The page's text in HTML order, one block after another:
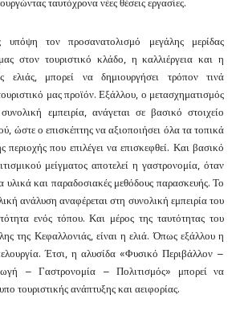
υπόψη τον προσανατολισμό μεγάλης μερίδας
στον τουριστικό κλάδο, η καλλιέργεια και η
ελιάς, μπορεί να δημιουργήσει τρόπον τινά
μας προϊόν. Εξάλλου, ο μετασχηματισμός
εμπειρία, ανάγεται σε βασικό στοιχείο
ώστε ο επισκέπτης να αξιοποιήσει όλα τα τοπικά
περιοχής που επιλέγει να επισκεφθεί. Και βασικό
μείγματος αποτελεί η γαστρονομία, όταν
υλικά και παραδοσιακές μεθόδους παρασκευής. Το
ανάλυση αναφέρεται στη συνολική εμπειρία του
ενός τόπου. Και μέρος της ταυτότητας του
της Κεφαλλονιάς, είναι η ελιά. Όπως εξάλλου η
Έτσι, η αλυσίδα «Φυσικό Περιβάλλον –
– Γαστρονομία – Πολιτισμός» μπορεί να
τουριστικής ανάπτυξης και αειφορίας.